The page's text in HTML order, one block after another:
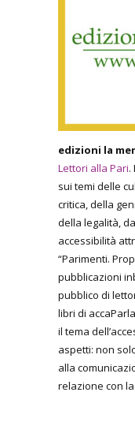
edizioni la
Lettori alla Pari.
sui temi delle
critica, della
della legalità,
accessibilità
“Parimenti.
pubblicazioni
pubblico di
libri di
il tema
aspetti: non
alla
relazione con